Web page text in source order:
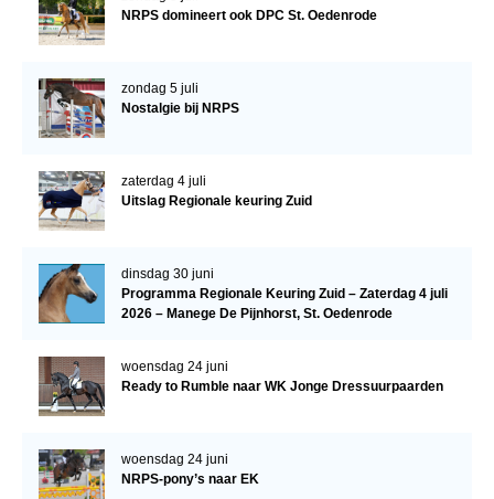
Regio Noord
Regio Midden
Regio West
Regio Zuid
Bestuur Regio Zuid
KALENDER
Evenementen
ACCOUNT AANMAKEN
NRPS domineert ook DPC St. Oedenrode
zondag 5 juli
Nostalgie bij NRPS
zaterdag 4 juli
Uitslag Regionale keuring Zuid
dinsdag 30 juni
Programma Regionale Keuring Zuid – Zaterdag 4 juli
2026 – Manege De Pijnhorst, St. Oedenrode
woensdag 24 juni
Ready to Rumble naar WK Jonge Dressuurpaarden
woensdag 24 juni
NRPS-pony’s naar EK